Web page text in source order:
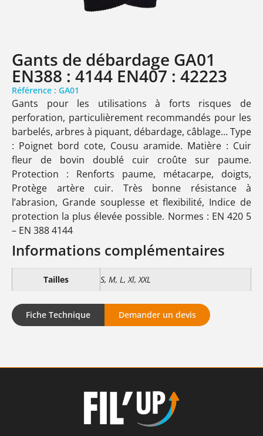
Gants de débardage GA01
EN388 : 4144 EN407 : 42223
Référence : GA01
Gants pour les utilisations à forts risques de
perforation, particulièrement recommandés pour les
barbelés, arbres à piquant, débardage, câblage… Type
: Poignet bord cote, Cousu aramide. Matière : Cuir
fleur de bovin doublé cuir croûte sur paume.
Protection : Renforts paume, métacarpe, doigts,
Protège artère cuir. Très bonne résistance à
l’abrasion, Grande souplesse et flexibilité, Indice de
protection la plus élevée possible. Normes : EN 420 5
– EN 388 4144
Informations complémentaires
Tailles S, M, L, Xl, XXL
Fiche Technique Demander un devis